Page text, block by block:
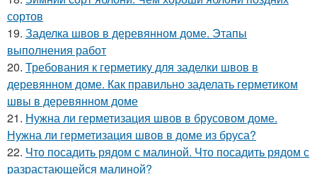
сортов
19. Заделка швов в деревянном доме. Этапы
выполнения работ
20. Требования к герметику для заделки швов в
деревянном доме. Как правильно заделать герметиком
швы в деревянном доме
21. Нужна ли герметизация швов в брусовом доме.
Нужна ли герметизация швов в доме из бруса?
22. Что посадить рядом с малиной. Что посадить рядом с
разрастающейся малиной?